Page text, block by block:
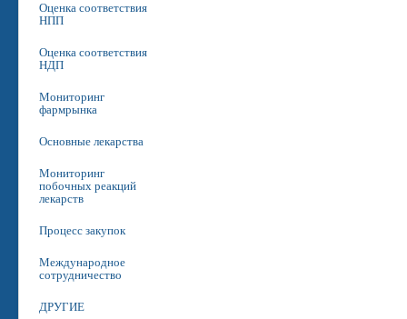
Оценка соответствия
НПП
Оценка соответствия
НДП
Мониторинг
фармрынка
Основные лекарства
Мониторинг
побочных реакций
лекарств
Процесс закупок
Международное
сотрудничество
ДРУГИЕ